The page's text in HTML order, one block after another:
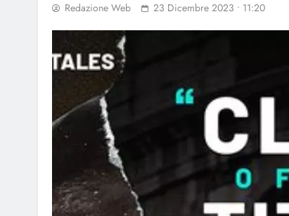
Redazione Web 23 Dicembre 2023 • 11:20